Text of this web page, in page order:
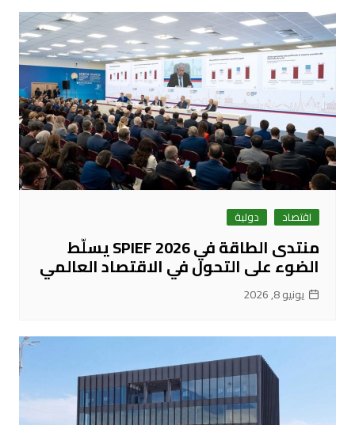
اقتصاد دولية
منتدى الطاقة في SPIEF 2026 يسلّط
الضوء على التحول في الاقتصاد العالمي
يونيو 8, 2026